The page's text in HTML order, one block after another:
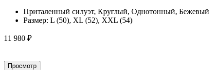
Приталенный силуэт, Круглый, Однотонный, Бежевый
Размер: L (50), XL (52), XXL (54)
11 980 ₽
Просмотр